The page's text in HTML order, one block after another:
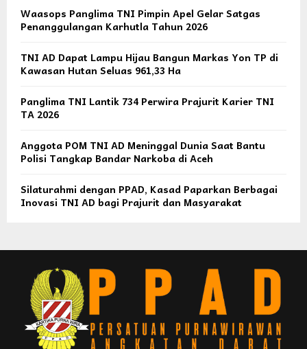
Waasops Panglima TNI Pimpin Apel Gelar Satgas
Penanggulangan Karhutla Tahun 2026
TNI AD Dapat Lampu Hijau Bangun Markas Yon TP di
Kawasan Hutan Seluas 961,33 Ha
Panglima TNI Lantik 734 Perwira Prajurit Karier TNI
TA 2026
Anggota POM TNI AD Meninggal Dunia Saat Bantu
Polisi Tangkap Bandar Narkoba di Aceh
Silaturahmi dengan PPAD, Kasad Paparkan Berbagai
Inovasi TNI AD bagi Prajurit dan Masyarakat